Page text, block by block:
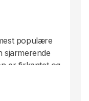
populære
sjarmerende
er firkantet og
i grønn,